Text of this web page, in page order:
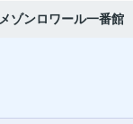
メゾンロワール一番館